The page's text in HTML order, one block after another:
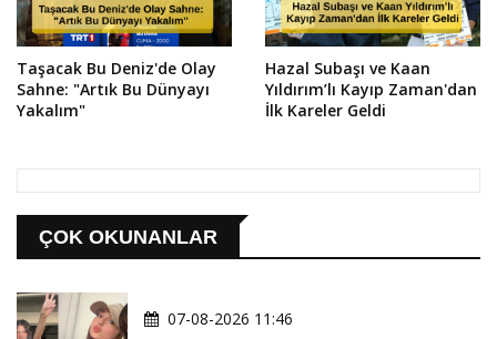
Taşacak Bu Deniz'de Olay
Sahne: "Artık Bu Dünyayı
Yakalım"
Hazal Subaşı ve Kaan
Yıldırım’lı Kayıp Zaman'dan
İlk Kareler Geldi
ÇOK OKUNANLAR
07-08-2026 11:46